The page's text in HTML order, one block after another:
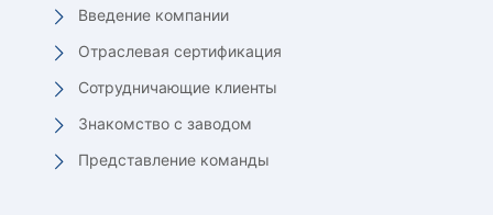
Введение компании
Отраслевая сертификация
Сотрудничающие клиенты
Знакомство с заводом
Представление команды